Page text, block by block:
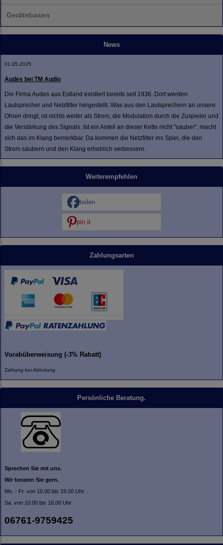
Gerätebasen
News
01.05.2025
Audes bei TM Audio
Die Firma Audes aus Estland existiert bereits seit 1936. Dort werden
Lautsprecher und Netzfilter hergestellt. Was aus den Lautsprechern an unsere
Ohren dringt, ist nichts weiter als Strom, die Modulation durch die Zuspieler und
die Verstärkung des Signals. Ist ein Anteil an dieser Kette nicht "sauber", macht
sich das im Klang bemerkbar. Da kommen die Netzfilter ins Spiel, die den
Strom säubern und den Klang erheblich verbessern.
Weiterempfehlen
teilen
pin it
Zahlungsarten
Vorabüberweisung (-3% Rabatt)
Zahlung bei Abholung
Persönliche Beratung.
Sprechen Sie mit uns.
Wir beraten Sie gern.
Mo. - Fr. von 10.00 bis 19.00 Uhr.
Sa. von 10.00 bis 16.00 Uhr
06761-9759425